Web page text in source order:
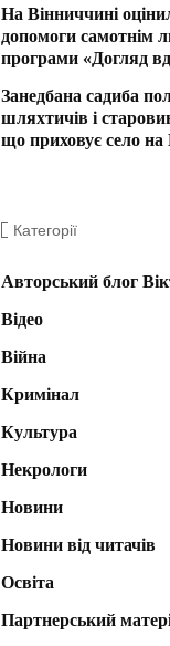
На Вінниччині
допомоги самотнім
програми «Догляд
Занедбана садиба
шляхтичів і
що приховує село на
Категорії
Авторський блог
Відео
Війна
Кримінал
Культура
Некрологи
Новини
Новини від читачів
Освіта
Партнерський